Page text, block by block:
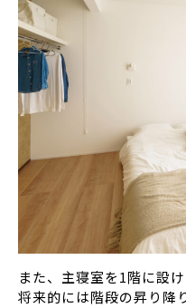
また、主寝室を1階に設
将来的には階段の昇り降